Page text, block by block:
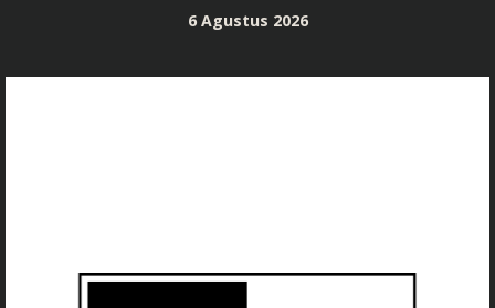
content
6 Agustus 2026